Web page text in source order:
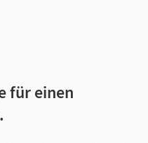
für einen